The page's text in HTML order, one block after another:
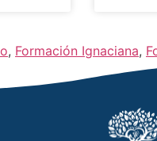
, Formación Ignaciana,